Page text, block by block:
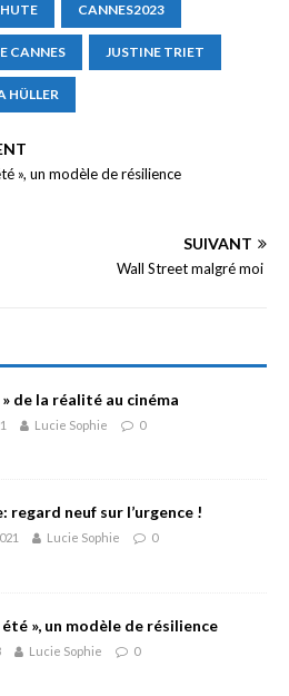
CANNES2023
CANNES JUSTINE TRIET
HÜLLER
», un modèle de résilience
SUIVANT
Wall Street malgré moi
de la réalité au cinéma
Lucie Sophie 0
regard neuf sur l’urgence !
Lucie Sophie 0
», un modèle de résilience
Lucie Sophie 0